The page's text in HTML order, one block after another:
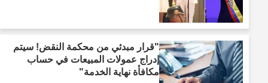
"قرار مبدئي من محكمة النقض! سيتم
إدراج عمولات المبيعات في حساب
مكافأة نهاية الخدمة"